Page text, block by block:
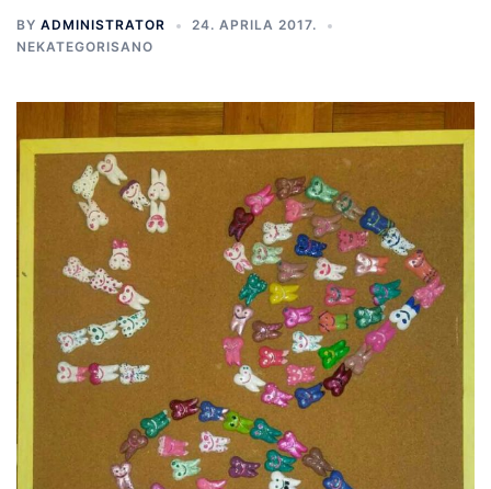
BY ADMINISTRATOR
24. APRILA 2017.
NEKATEGORISANO